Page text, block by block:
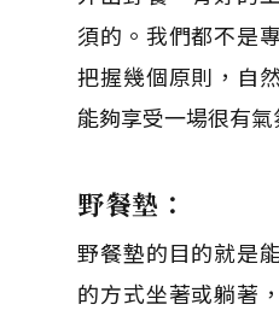
須的。我們都不是
把握幾個原則，自
能夠享受一場很有氣
野餐墊：
野餐墊的目的就是
的方式坐著或躺著